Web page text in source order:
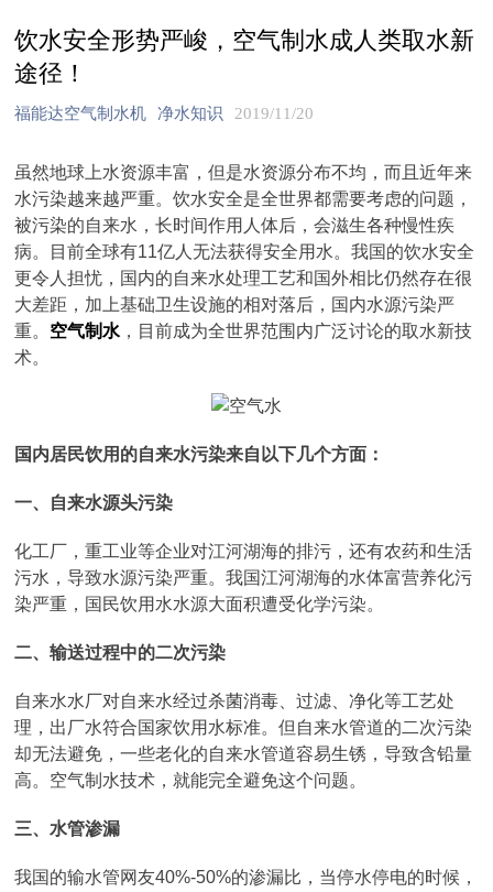
饮水安全形势严峻，空气制水成人类取水新
途径！
福能达空气制水机 净水知识 2019/11/20
虽然地球上水资源丰富，但是水资源分布不均，而且近年来
水污染越来越严重。饮水安全是全世界都需要考虑的问题，
被污染的自来水，长时间作用人体后，会滋生各种慢性疾
病。目前全球有11亿人无法获得安全用水。我国的饮水安全
更令人担忧，国内的自来水处理工艺和国外相比仍然存在很
大差距，加上基础卫生设施的相对落后，国内水源污染严
重。 空气制水 ，目前成为全世界范围内广泛讨论的取水新技
术。
国内居民饮用的自来水污染来自以下几个方面：
一、自来水源头污染
化工厂，重工业等企业对江河湖海的排污，还有农药和生活
污水，导致水源污染严重。我国江河湖海的水体富营养化污
染严重，国民饮用水水源大面积遭受化学污染。
二、输送过程中的二次污染
自来水水厂对自来水经过杀菌消毒、过滤、净化等工艺处
理，出厂水符合国家饮用水标准。但自来水管道的二次污染
却无法避免，一些老化的自来水管道容易生锈，导致含铅量
高。空气制水技术，就能完全避免这个问题。
三、水管渗漏
我国的输水管网友40%-50%的渗漏比，当停水停电的时候，